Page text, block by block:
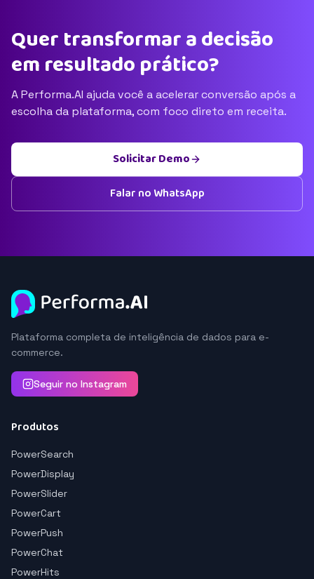
Quer transformar a decisão
em resultado prático?
A Performa.AI ajuda você a acelerar conversão após a
escolha da plataforma, com foco direto em receita.
Solicitar Demo
Falar no WhatsApp
Plataforma completa de inteligência de dados para e-
commerce.
Seguir no Instagram
Produtos
PowerSearch
PowerDisplay
PowerSlider
PowerCart
PowerPush
PowerChat
PowerHits